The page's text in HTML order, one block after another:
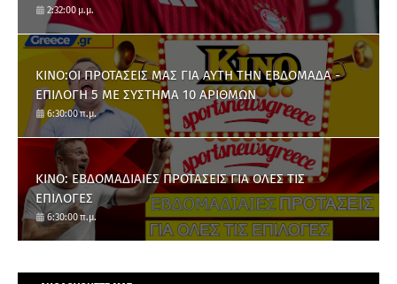
2:32:00 μ.μ.
ΚΙΝΟ:ΟΙ ΠΡΟΤΑΣΕΙΣ ΜΑΣ ΓΙΑ ΑΥΤΗ ΤΗΝ ΕΒΔΟΜΑΔΑ -
ΕΠΙΛΟΓΗ 5 ΜΕ ΣΥΣΤΗΜΑ 10 ΑΡΙΘΜΩΝ
6:30:00 π.μ.
ΚΙΝΟ: ΕΒΔΟΜΑΔΙΑΙΕΣ ΠΡΟΤΑΣΕΙΣ ΓΙΑ ΟΛΕΣ ΤΙΣ
ΕΠΙΛΟΓΕΣ
6:30:00 π.μ.